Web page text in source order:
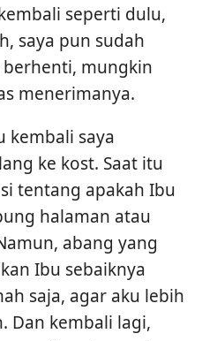
seperti dulu,
saya pun sudah
mungkin
menerimanya.
saya
ke kost. Saat itu
tentang apakah Ibu
halaman atau
abang yang
Ibu sebaiknya
saja, agar aku lebih
Dan kembali lagi,